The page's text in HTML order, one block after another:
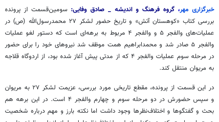
خبرگزاری مهر، گروه فرهنگ و اندیشه _ صادق وفایی: سومین‌قسمت از پرونده
بررسی کتاب «کوهستان آتش» و تاریخ حضور لشکر ۲۷ محمدرسول‌الله (ص) در
عملیات‌های والفجر ۵ و والفجر ۴ مربوط به برهه‌ای است که دستور لغو عملیات
والفجر ۵ صادر شد و محمدابراهیم همت موظف شد نیروهای خود را برای حضور
در مرحله سوم عملیات والفجر ۴ که از مدتی پیش آغاز شده بود، از اردوگاه قلاجه
به مریوان منتقل کند.
در این قسمت از پرونده، مقطع تاریخی مورد بررسی، عزیمت لشکر ۲۷ به مریوان
و سپس حضورش در دو مرحله سوم و چهارم والفجر ۴ است. در این برهه هم
بحث و گفتگوها و اختلاف‌نظرها وجود داشت اما نکته بارز و مهم درباره شخصیت